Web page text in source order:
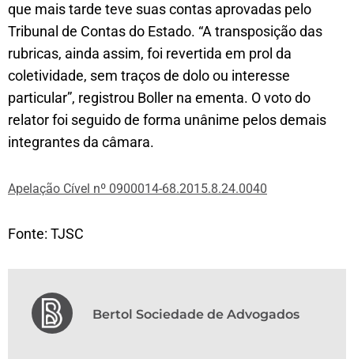
que mais tarde teve suas contas aprovadas pelo
Tribunal de Contas do Estado. “A transposição das
rubricas, ainda assim, foi revertida em prol da
coletividade, sem traços de dolo ou interesse
particular”, registrou Boller na ementa. O voto do
relator foi seguido de forma unânime pelos demais
integrantes da câmara.
Apelação Cível nº 0900014-68.2015.8.24.0040
Fonte: TJSC
Bertol Sociedade de Advogados